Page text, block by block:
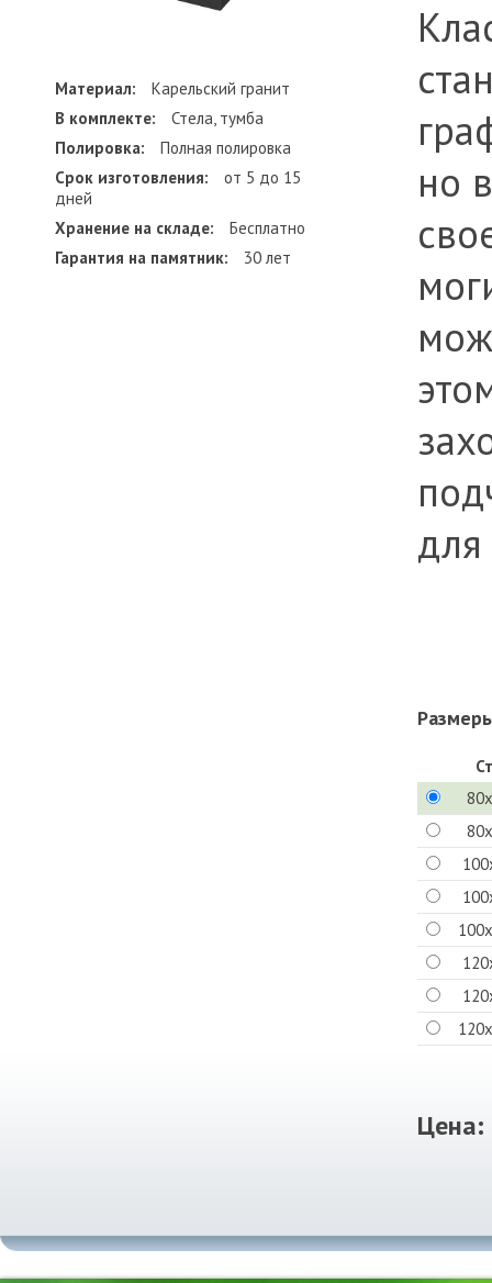
Материал:
Карельский гранит
В комплекте:
Стела, тумба
Полировка:
Полная полировка
Срок изготовления:
от 5 до 15
дней
Хранение на складе:
Бесплатно
Гарантия на памятник:
30 лет
но
Цена: